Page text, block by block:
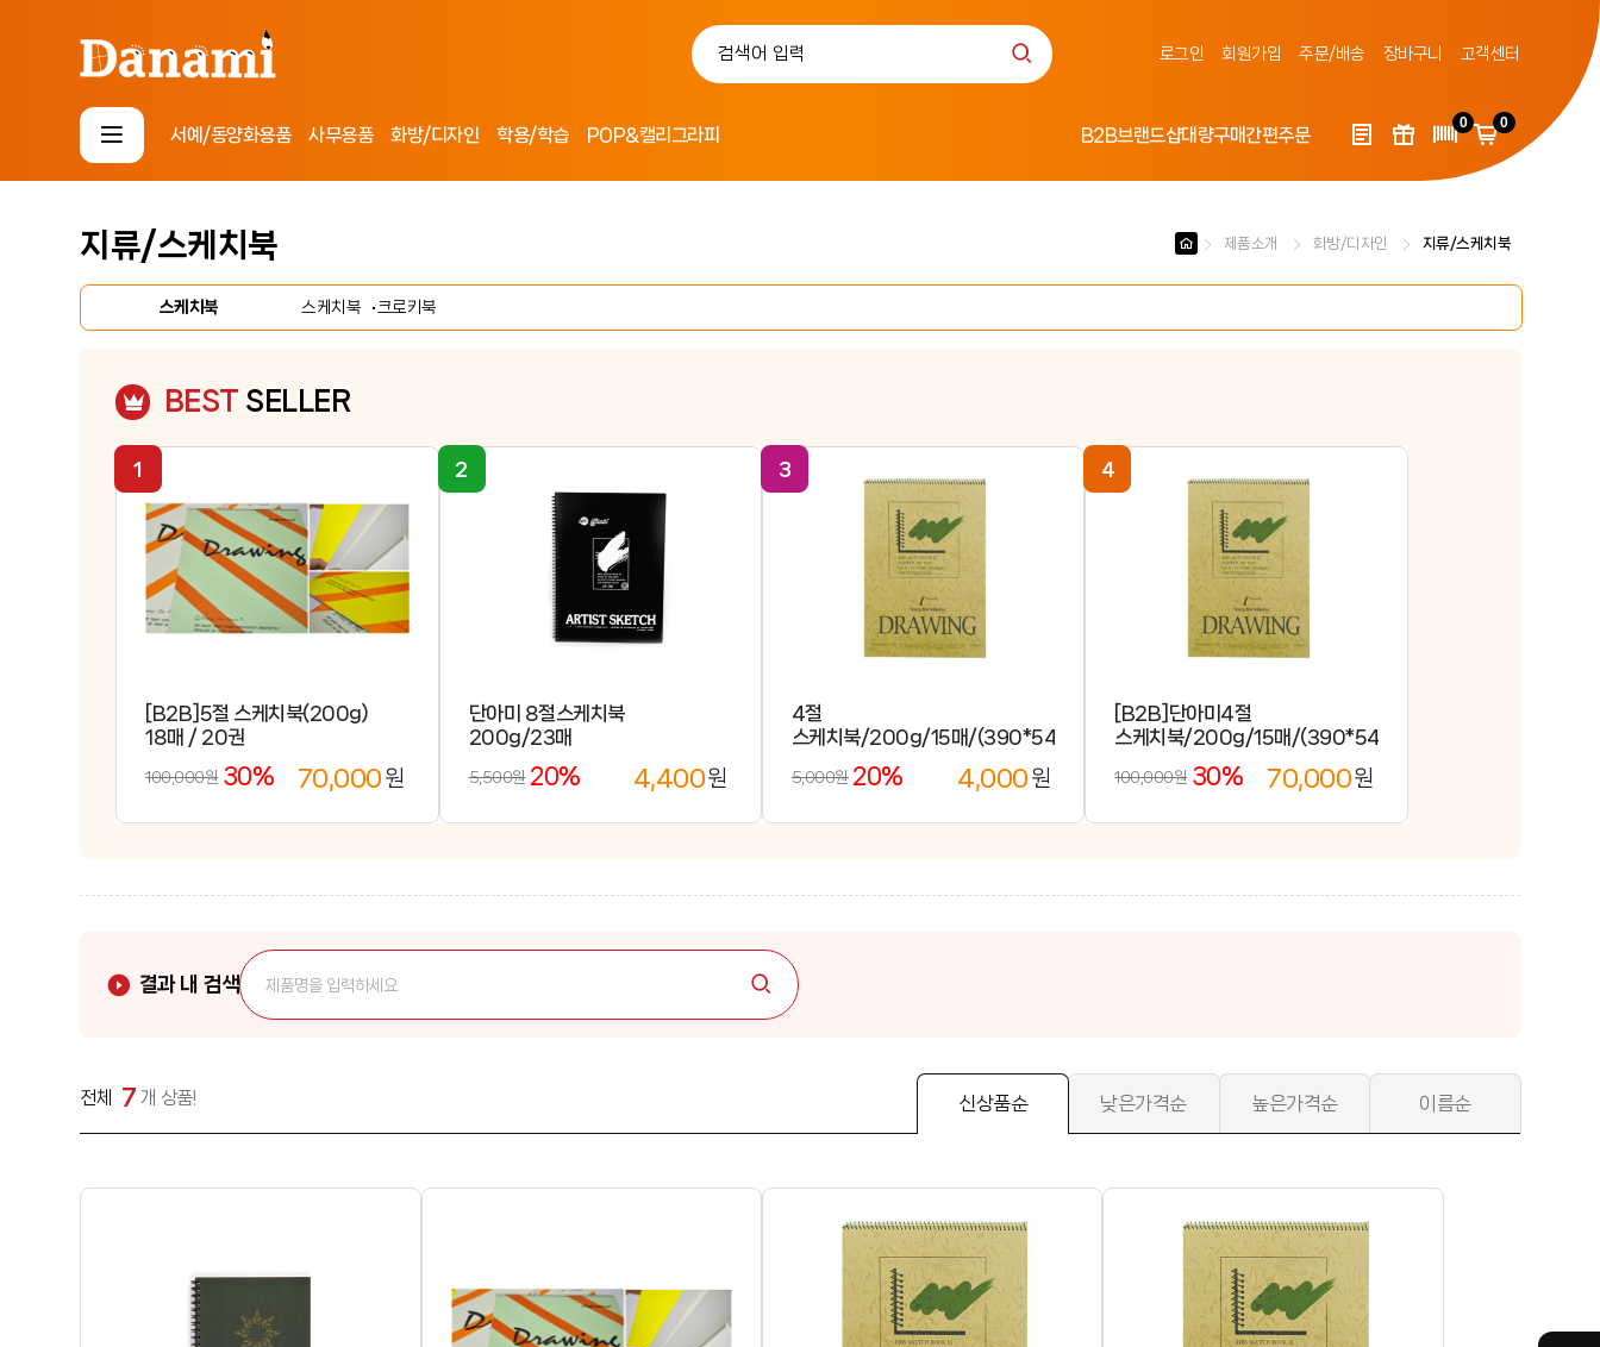
로그인 회원가입 주문/배송 장바구니 고객센터
서예/동양화용품 사무용품 화방/디자인 학용/학습 POP&캘리그라피 B2B브랜드샵대량구매간편주문
0 0
지류/스케치북 제품소개 화방/디자인 지류/스케치북
스케치북 스케치북 크로키북
BEST SELLER
[B2B]5절 스케치북(200g)
18매 / 20권
100,000원 30% 70,000 원
단아미 8절스케치북
200g/23매
5,500원 20% 4,400원
4절
스케치북/200g/15매/(390*540mm)/
5,000원 20% 4,000 원
[B2B]단아미4절
스케치북/200g/15매/(390*540mm)/20권
100,000원 30% 70,000원
결과 내 검색
전체 7 개 상품! 신상품순 낮은가격순 높은가격순 이름순
로그인
회원가입
마이페이지
배송조회
사